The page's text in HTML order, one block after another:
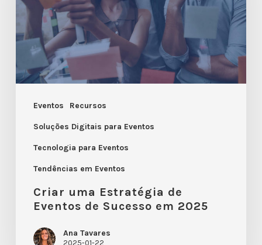
Eventos Recursos
Soluções Digitais para Eventos
Tecnologia para Eventos
Tendências em Eventos
Eventos
de
Sucesso
em
2025
Criar uma Estratégia de
Eventos de Sucesso em 2025
Ana Tavares
2025-01-22